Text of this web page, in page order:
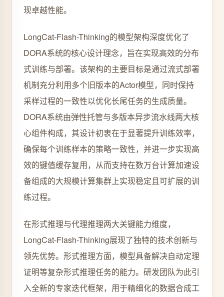
现卓越性能。
LongCat-Flash-Thinking的模型架构深度优化了
DORA系统的核心设计理念，旨在实现高效的分布
式训练与部署。该架构的主要目标是通过流式部署
机制充分利用多个旧版本的Actor模型，同时保持
采样过程的一致性以优化长尾任务的生成质量。
DORA系统由弹性托管与多版本异步流水线两大核
心组件构成，其设计初衷在于显著提升训练效率，
确保每个训练样本的策略一致性，并进一步实现高
效的键值缓存复用，从而支持在数万台计算加速设
备组成的大规模计算集群上实现稳定且可扩展的训
练过程。
在形式推理与代理推理两大关键能力维度，
LongCat-Flash-Thinking展现了独特的技术创新与
领先优势。形式推理方面，模型具备解决自动定理
证明等复杂形式推理任务的能力。研发团队为此引
入全新的专家迭代框架，用于精细化的数据合成工